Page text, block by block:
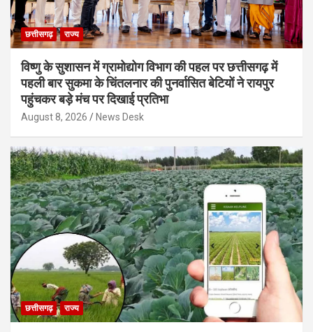
छत्तीसगढ़ राज्य
विष्णु के सुशासन में ग्रामोद्योग विभाग की पहल पर छत्तीसगढ़ में
पहली बार सुकमा के चिंतलनार की पुनर्वासित बेटियों ने रायपुर
पहुंचकर बड़े मंच पर दिखाई प्रतिभा
August 8, 2026 News Desk
छत्तीसगढ़ राज्य